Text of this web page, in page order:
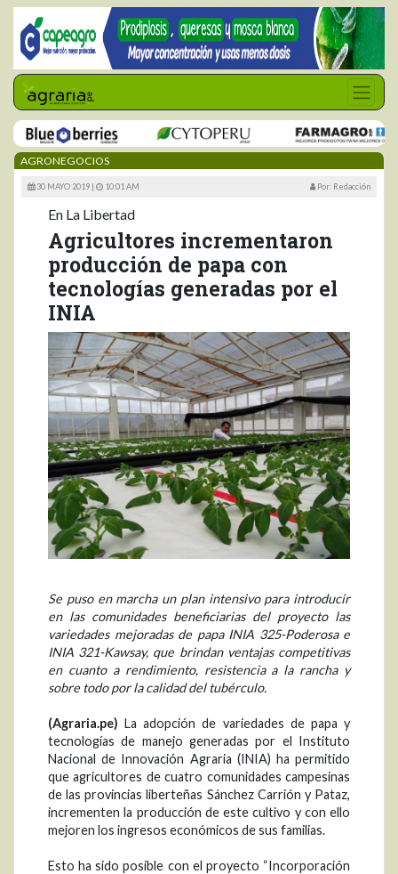
AGRONEGOCIOS
30 MAYO 2019 | 10:01 AM Por: Redacción
En La Libertad
Agricultores incrementaron
producción de papa con
tecnologías generadas por el
INIA
Se puso en marcha un plan intensivo para introducir
en las comunidades beneficiarias del proyecto las
variedades mejoradas de papa INIA 325-Poderosa e
INIA 321-Kawsay, que brindan ventajas competitivas
en cuanto a rendimiento, resistencia a la rancha y
sobre todo por la calidad del tubérculo.
(Agraria.pe) La adopción de variedades de papa y
tecnologías de manejo generadas por el Instituto
Nacional de Innovación Agraria (INIA) ha permitido
que agricultores de cuatro comunidades campesinas
de las provincias liberteñas Sánchez Carrión y Pataz,
incrementen la producción de este cultivo y con ello
mejoren los ingresos económicos de sus familias.
Esto ha sido posible con el proyecto “Incorporación